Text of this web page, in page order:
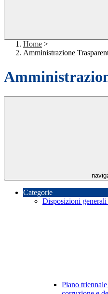
Home >
Amministrazione
Categorie
Disposizioni generali
Piano